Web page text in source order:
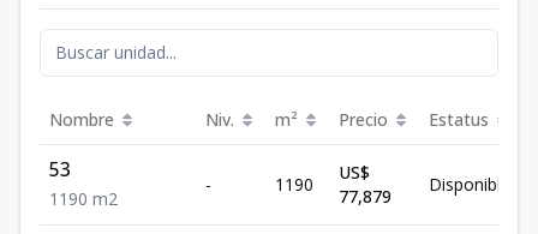
Nombre Niv. m² Precio Estatus
53
1190 m2
- 1190
US$
77,879
Disponible